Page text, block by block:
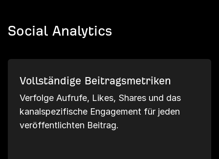
Social Analytics
Vollständige Beitragsmetriken
Verfolge Aufrufe, Likes, Shares und das
kanalspezifische Engagement für jeden
veröffentlichten Beitrag.